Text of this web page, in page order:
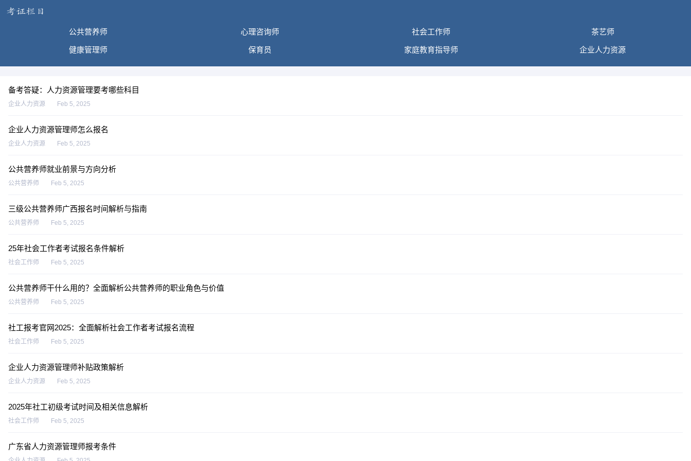
公共营养师 心理咨询师 社会工作师 茶艺师
健康管理师 保育员 家庭教育指导师 企业人力资源
备考答疑：人力资源管理要考哪些科目
企业人力资源 Feb 5, 2025
企业人力资源管理师怎么报名
企业人力资源 Feb 5, 2025
公共营养师就业前景与方向分析
公共营养师 Feb 5, 2025
三级公共营养师广西报名时间解析与指南
公共营养师 Feb 5, 2025
25年社会工作者考试报名条件解析
社会工作师 Feb 5, 2025
公共营养师干什么用的？全面解析公共营养师的职业角色与价值
公共营养师 Feb 5, 2025
社工报考官网2025：全面解析社会工作者考试报名流程
社会工作师 Feb 5, 2025
企业人力资源管理师补贴政策解析
企业人力资源 Feb 5, 2025
2025年社工初级考试时间及相关信息解析
社会工作师 Feb 5, 2025
广东省人力资源管理师报考条件